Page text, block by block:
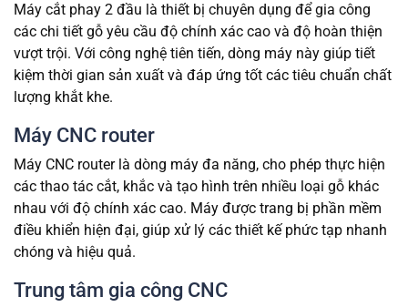
Máy cắt phay 2 đầu là thiết bị chuyên dụng để gia công
các chi tiết gỗ yêu cầu độ chính xác cao và độ hoàn thiện
vượt trội. Với công nghệ tiên tiến, dòng máy này giúp tiết
kiệm thời gian sản xuất và đáp ứng tốt các tiêu chuẩn chất
lượng khắt khe.
Máy CNC router
Máy CNC router là dòng máy đa năng, cho phép thực hiện
các thao tác cắt, khắc và tạo hình trên nhiều loại gỗ khác
nhau với độ chính xác cao. Máy được trang bị phần mềm
điều khiển hiện đại, giúp xử lý các thiết kế phức tạp nhanh
chóng và hiệu quả.
Trung tâm gia công CNC